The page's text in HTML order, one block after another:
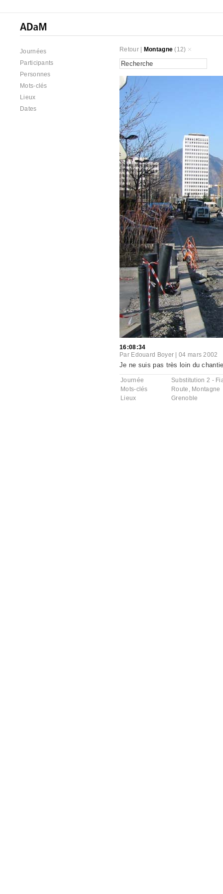
Journées
Participants
Personnes
Mots-clés
Lieux
Dates
Retour| Montagne (12)
16:08:34
Par Edouard Boyer |04 mars 2002
Je ne suis pas très loin du
Journée
Substitution 2 -
Mots-clés
Route , Montagne
Lieux
Grenoble